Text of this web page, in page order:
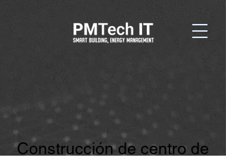
Construcción de centro de